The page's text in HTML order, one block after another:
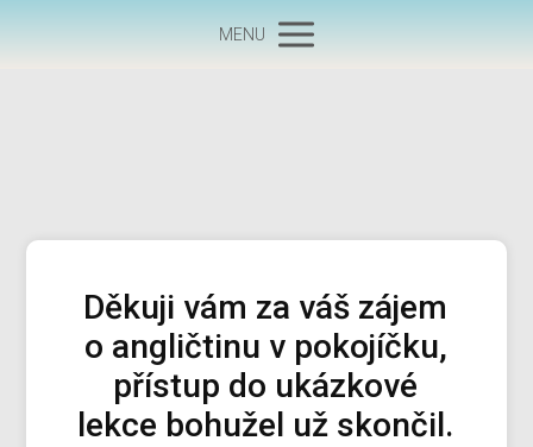
MENU
Děkuji vám za váš zájem
o angličtinu v pokojíčku,
přístup do ukázkové
lekce bohužel už skončil.